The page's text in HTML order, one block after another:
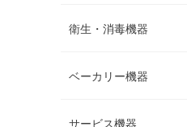
衛生・消毒機器
ベーカリー機器
サービス機器